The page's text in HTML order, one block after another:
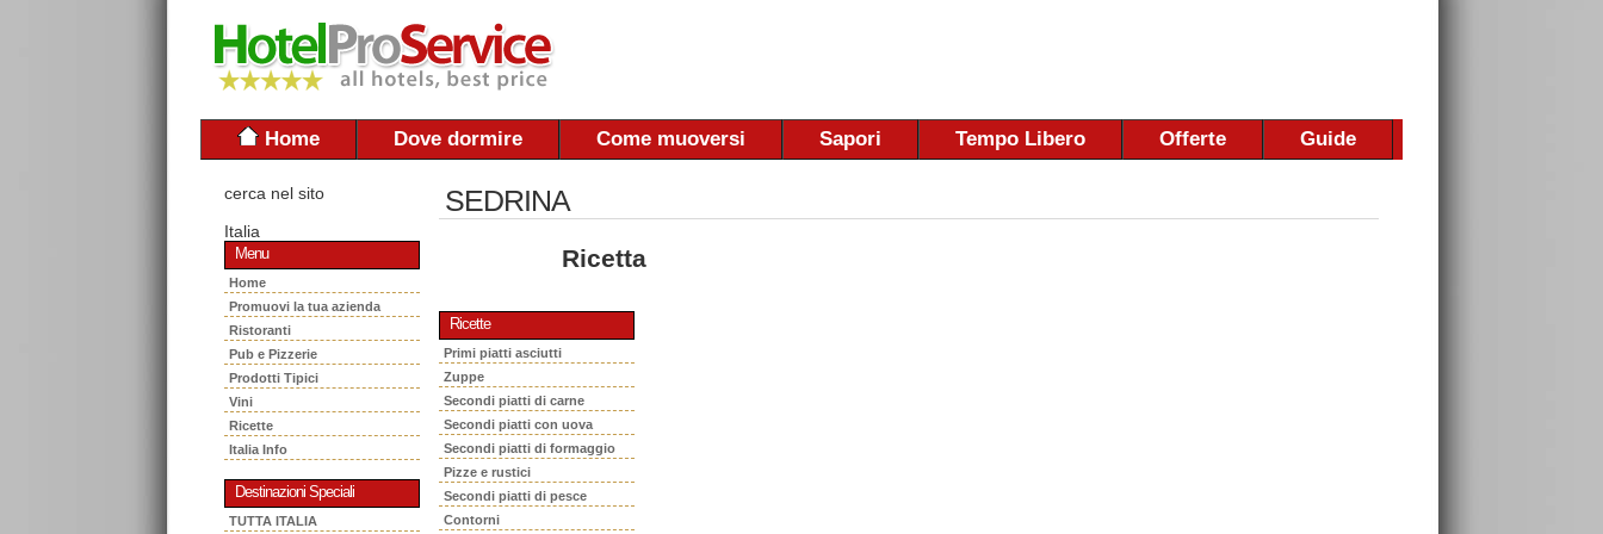
Home Dove dormire Come muoversi Sapori Tempo Libero Offerte Guide
cerca nel sito
Italia
Menu
Home
Promuovi la tua azienda
Ristoranti
Pub e Pizzerie
Prodotti Tipici
Vini
Ricette
Italia Info
Destinazioni Speciali
TUTTA ITALIA
SEDRINA
Ricetta
Ricette
Primi piatti asciutti
Zuppe
Secondi piatti di carne
Secondi piatti con uova
Secondi piatti di formaggio
Pizze e rustici
Secondi piatti di pesce
Contorni